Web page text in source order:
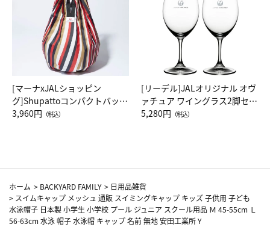
[マーナxJALショッピン
グ]Shupattoコンパクトバッグ
Drop JAL客室乗務員（LC）ス
3,960円 （税込）
[リーデル]JALオリジナル オヴ
ァチュア ワイングラス2脚セッ
ト（レッドワイン）
5,280円 （税込）
ホーム > BACKYARD FAMILY > 日用品雑貨
> スイムキャップ メッシュ 通販 スイミングキャップ キッズ 子供用 子ども
水泳帽子 日本製 小学生 小学校 プール ジュニア スクール用品 Ｍ 45-55cm Ｌ
56-63cm 水泳 帽子 水泳帽 キャップ 名前 無地 安田工業所 Y